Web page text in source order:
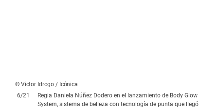
© Victor Idrogo / Icónica
6/21
Regia Daniela Núñez Dodero en el lanzamiento de Body Glow
System, sistema de belleza con tecnología de punta que llegó